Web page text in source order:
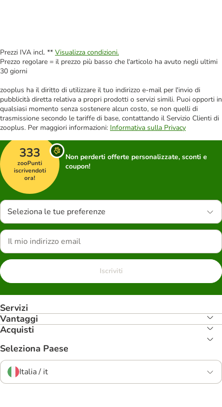
Prezzi IVA incl. ** Visualizza condizioni.
Prezzo regolare = il prezzo più basso che l'articolo ha avuto negli ultimi
30 giorni
zooplus ha il diritto di utilizzare il tuo indirizzo e-mail per l'invio di
pubblicità diretta relativa a propri prodotti o servizi simili. Puoi opporti in
qualsiasi momento senza sostenere alcun costo, se non quelli di
trasmissione secondo le tariffe di base, contattando il Servizio Clienti di
zooplus. Per maggiori informazioni: Informativa sulla Privacy
333
zooPunti
iscrivendoti
ora!
Non perderti offerte personalizzate, sconti e
coupon!
Seleziona le tue preferenze
Iscriviti
Servizi
Vantaggi
Acquisti
Seleziona Paese
Italia / it